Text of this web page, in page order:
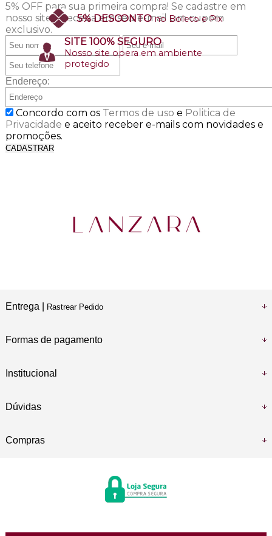
5% DESCONTO no Boleto e Pix
SITE 100% SEGURO
Nosso site opera em ambiente
protegido
5% OFF para sua primeira compra! Se cadastre em
nosso site e receba em seu e-mail um cupom
exclusivo.
Endereço:
Concordo com os Termos de uso e Politica de
Privacidade e aceito receber e-mails com novidades e
promoções.
CADASTRAR
Entrega | Rastrear Pedido
Formas de pagamento
Institucional
Dúvidas
Compras